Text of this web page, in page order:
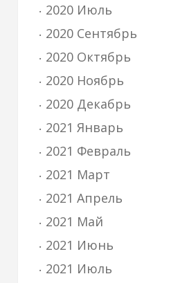
2020 Июль
2020 Сентябрь
2020 Октябрь
2020 Ноябрь
2020 Декабрь
2021 Январь
2021 Февраль
2021 Март
2021 Апрель
2021 Май
2021 Июнь
2021 Июль